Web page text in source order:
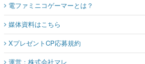
電ファミニコゲーマーとは？
媒体資料はこちら
XプレゼントCP応募規約
運営：株式会社マレ